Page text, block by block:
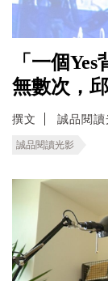
「一個
無數次，
撰文 誠品閱讀
誠品閱讀光影